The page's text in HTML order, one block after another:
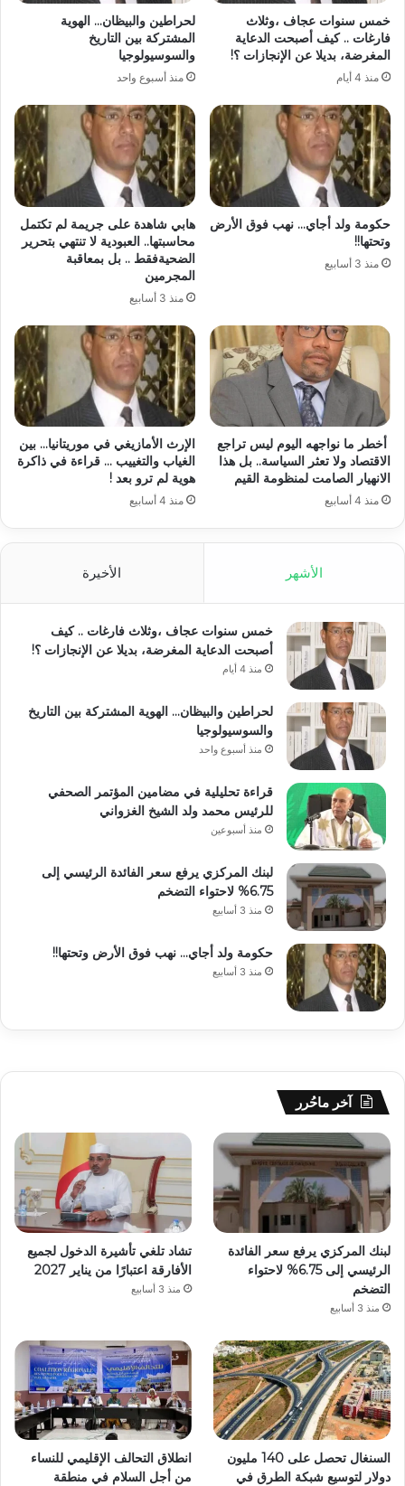
خمس سنوات عجاف ،وثلاث
فارغات .. كيف أصبحت الدعاية
المغرضة، بديلا عن الإنجازات ؟!
منذ 4 أيام
لحراطين والبيظان… الهوية
المشتركة بين التاريخ
والسوسيولوجيا
منذ أسبوع واحد
حكومة ولد أجاي… نهب فوق الأرض
وتحتها!!
منذ 3 أسابيع
هابي شاهدة على جريمة لم تكتمل
محاسبتها.. العبودية لا تنتهي بتحرير
الضحيةفقط .. بل بمعاقبة
المجرمين
منذ 3 أسابيع
أخطر ما نواجهه اليوم ليس تراجع
الاقتصاد ولا تعثر السياسة.. بل هذا
الانهيار الصامت لمنظومة القيم
منذ 4 أسابيع
الإرث الأمازيغي في موريتانيا… بين
الغياب والتغييب … قراءة في ذاكرة
هوية لم ترو بعد !
منذ 4 أسابيع
الأشهر الأخيرة
خمس سنوات عجاف ،وثلاث فارغات .. كيف
أصبحت الدعاية المغرضة، بديلا عن الإنجازات ؟!
منذ 4 أيام
لحراطين والبيظان… الهوية المشتركة بين التاريخ
والسوسيولوجيا
منذ أسبوع واحد
قراءة تحليلية في مضامين المؤتمر الصحفي
للرئيس محمد ولد الشيخ الغزواني
منذ أسبوعين
لبنك المركزي يرفع سعر الفائدة الرئيسي إلى
6.75% لاحتواء التضخم
منذ 3 أسابيع
حكومة ولد أجاي… نهب فوق الأرض وتحتها!!
منذ 3 أسابيع
آخر ماحُرر
لبنك المركزي يرفع سعر الفائدة
الرئيسي إلى 6.75% لاحتواء
التضخم
منذ 3 أسابيع
تشاد تلغي تأشيرة الدخول لجميع
الأفارقة اعتبارًا من يناير 2027
منذ 3 أسابيع
السنغال تحصل على 140 مليون
دولار لتوسيع شبكة الطرق في
انطلاق التحالف الإقليمي للنساء
من أجل السلام في منطقة